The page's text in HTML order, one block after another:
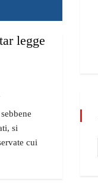
legge
si
cui